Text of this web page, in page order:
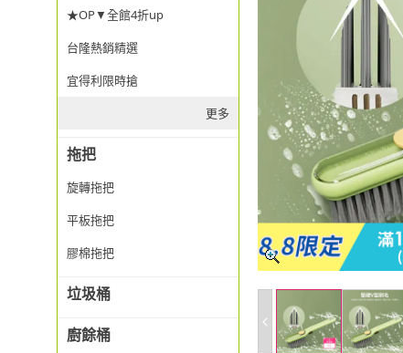
★OP▼全館4折up
台隆熱銷精選
宜得利限時搶
更多
拖把
旋轉拖把
平板拖把
膠棉拖把
垃圾桶
廚餘桶